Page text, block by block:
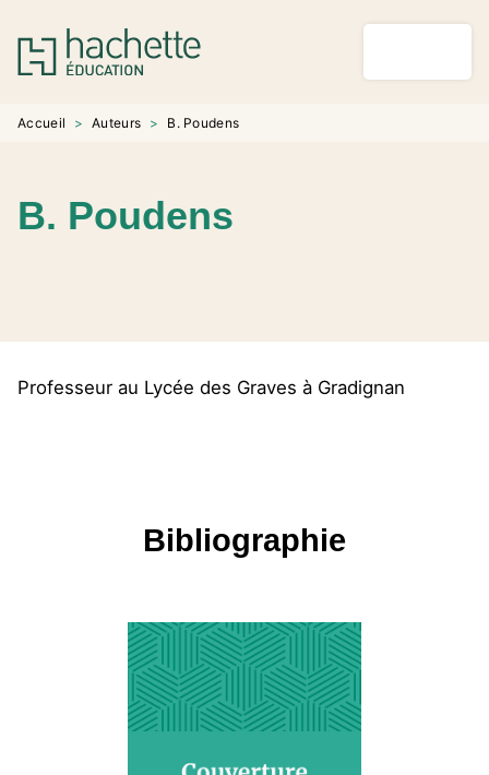
MENU RECHERCHE
PIED DE PAGE
Accueil > Auteurs > B. Poudens
B. Poudens
Professeur au Lycée des Graves à Gradignan
Bibliographie